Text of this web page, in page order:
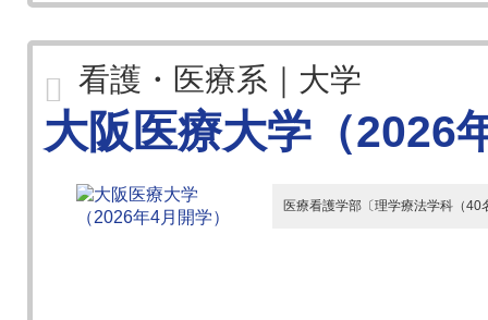
看護・医療系｜大学
大阪医療大学（2026
医療看護学部〔理学療法学科（